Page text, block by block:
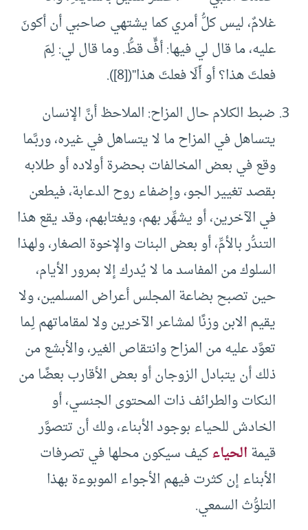
غلامٌ، ليس كلُّ أمري كما يشتهي صاحبي أن أكونَ
عليه، ما قال لي فيها: أفٍّ قطُّ. وما قال لي: لِمَ
فعلتَ هذا؟ أو أَلَا فعلتَ هذا”([8]).
ضبط الكلام حال المزاح: الملاحظ أنَّ الإنسان
يتساهل في المزاح ما لا يتساهل في غيره، وربَّـما
وقع في بعض المخالفات بحضرة أولاده أو طلابه
بقصد تغيير الجو، وإضفاء روح الدعابة، فيطعن
في الآخرين، أو يشهِّر بهم، ويغتابهم، وقد يقع هذا
التندُّر بالأمِّ، أو بعض البنات والإخوة الصغار، ولهذا
السلوك من المفاسد ما لا يُدرك إلا بمرور الأيام،
حين تصبح بضاعة المجلس أعراض المسلمين، ولا
يقيم الابن وزنًا لمشاعر الآخرين ولا لمقاماتهم لِـما
تعوَّد عليه من المزاح وانتقاص الغير، والأبشع من
ذلك أن يتبادل الزوجان أو بعض الأقارب بعضًا من
النكات والطرائف ذات المحتوى الجنسي، أو
الخادش للحياء بوجود الأبناء، ولك أن تتصوَّر
قيمةالحياءكيف سيكون محلها في تصرفات
الأبناء إن كثرت فيهم الأجواء الموبوءة بهذا
التلوُّث السمعي.